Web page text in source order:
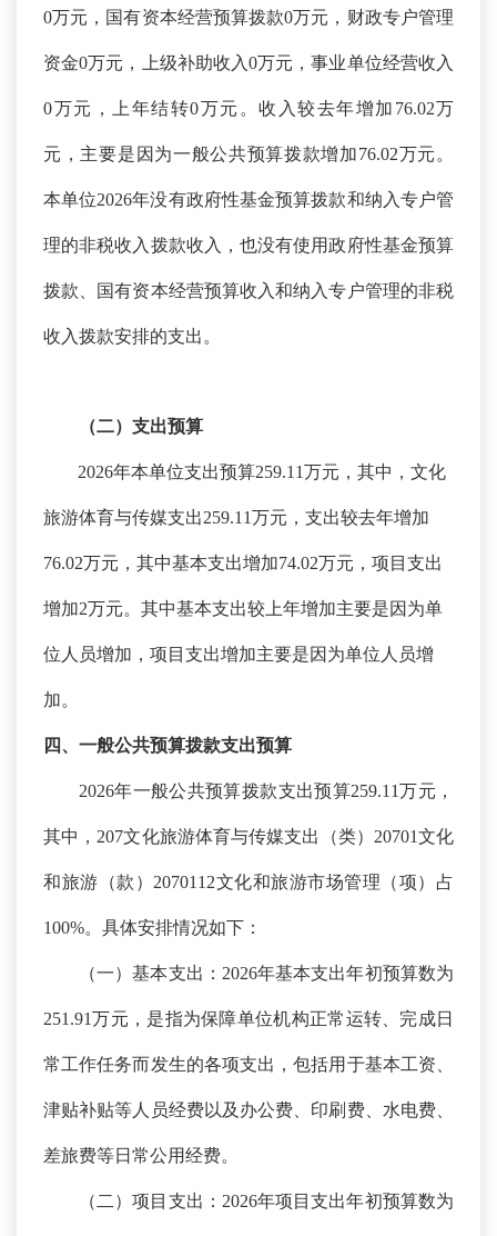
0万元，国有资本经营预算拨款0万元，财政专户管理
资金0万元，上级补助收入0万元，事业单位经营收入
0万元，上年结转0万元。收入较去年增加76.02万
元，主要是因为一般公共预算拨款增加76.02万元。
本单位2026年没有政府性基金预算拨款和纳入专户管
理的非税收入拨款收入，也没有使用政府性基金预算
拨款、国有资本经营预算收入和纳入专户管理的非税
收入拨款安排的支出。
（二）支出预算
2026年本单位支出预算259.11万元，其中，文化
旅游体育与传媒支出259.11万元，支出较去年增加
76.02万元，其中基本支出增加74.02万元，项目支出
增加2万元。其中基本支出较上年增加主要是因为单
位人员增加，项目支出增加主要是因为单位人员增
加。
四、一般公共预算拨款支出预算
2026年一般公共预算拨款支出预算259.11万元，
其中，207文化旅游体育与传媒支出（类）20701文化
和旅游（款）2070112文化和旅游市场管理（项）占
100%。具体安排情况如下：
（一）基本支出： 2026年基本支出年初预算数为
251.91万元，是指为保障单位机构正常运转、完成日
常工作任务而发生的各项支出，包括用于基本工资、
津贴补贴等人员经费以及办公费、印刷费、水电费、
差旅费等日常公用经费。
（二）项目支出： 2026年项目支出年初预算数为